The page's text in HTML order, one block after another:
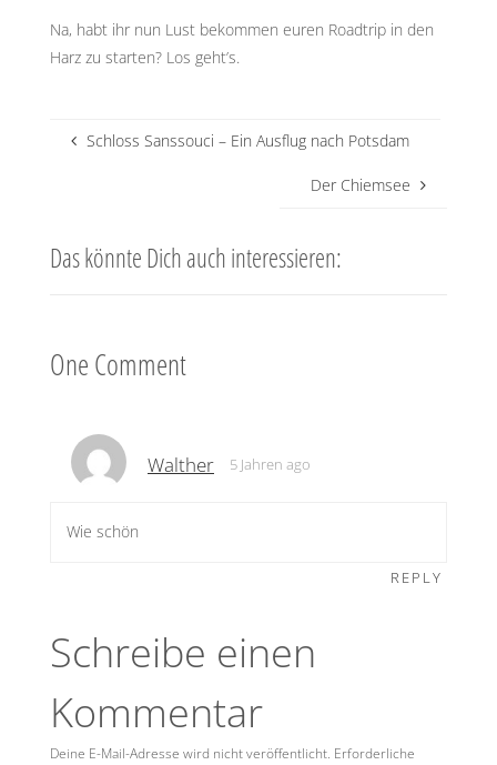
Na, habt ihr nun Lust bekommen euren Roadtrip in den
Harz zu starten? Los geht’s.
Schloss Sanssouci – Ein Ausflug nach Potsdam
Der Chiemsee
Das könnte Dich auch interessieren:
One Comment
Walther 5 Jahren ago
Wie schön
REPLY
Schreibe einen
Kommentar
Deine E-Mail-Adresse wird nicht veröffentlicht. Erforderliche